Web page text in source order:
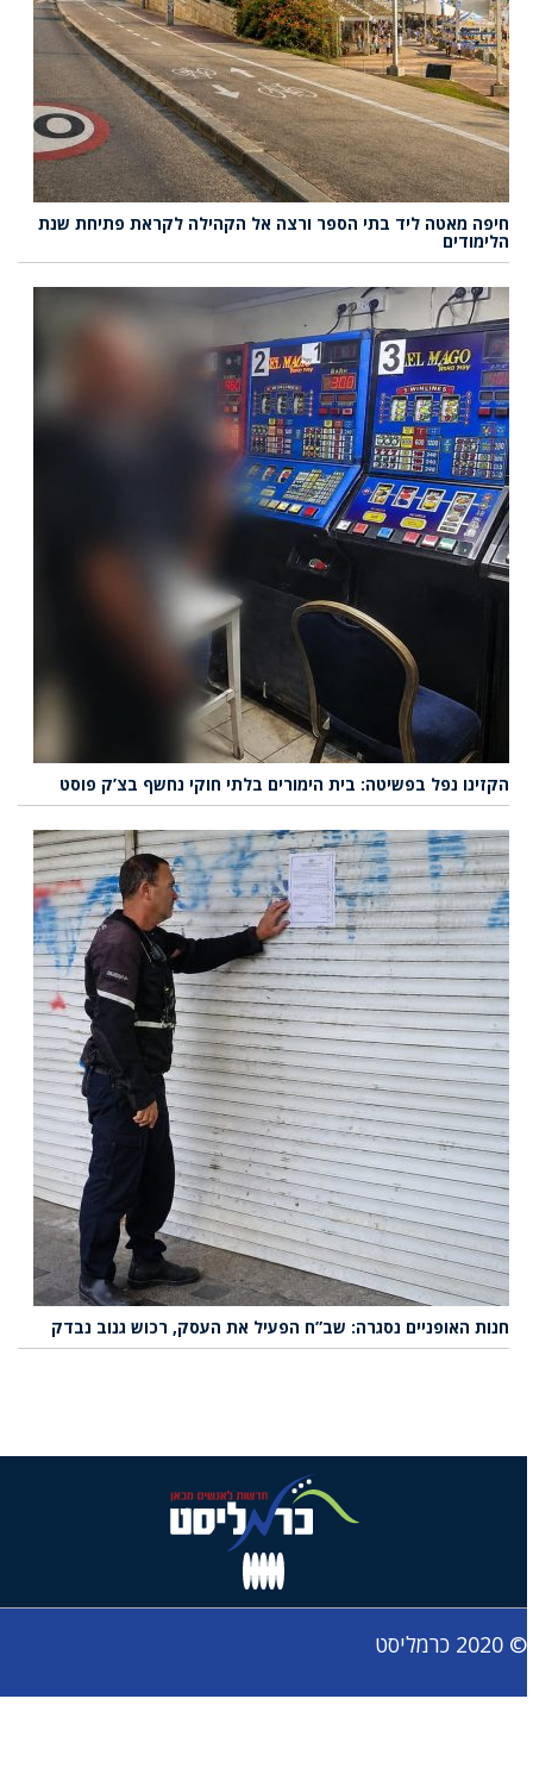
חיפה מאטה ליד בתי הספר ורצה אל הקהילה לקראת פתיחת שנת
הלימודים
הקזינו נפל בפשיטה: בית הימורים בלתי חוקי נחשף בצ’ק פוסט
חנות האופניים נסגרה: שב”ח הפעיל את העסק, רכוש גנוב נבדק
© 2020 כרמליסט